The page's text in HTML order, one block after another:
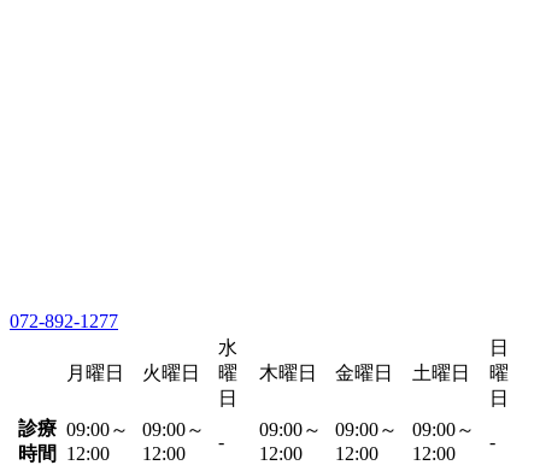
072-892-1277
月曜日 火曜日
水
曜
日
木曜日 金曜日 土曜日
日
曜
日
診療
時間
09:00～
12:00
09:00～
12:00
-
09:00～
12:00
09:00～
12:00
09:00～
12:00
-